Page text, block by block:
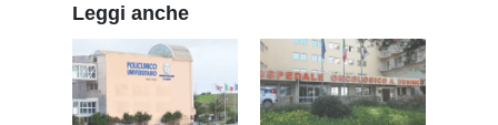
Leggi anche